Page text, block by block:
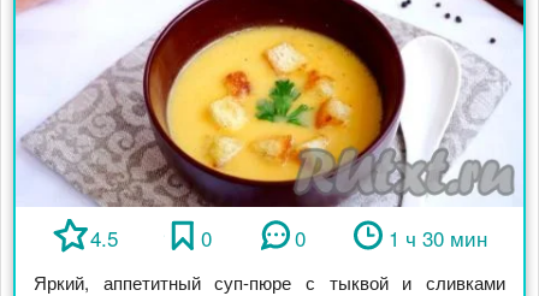
4.5 0 0 1 ч 30 мин
Яркий, аппетитный суп-пюре с тыквой и сливками